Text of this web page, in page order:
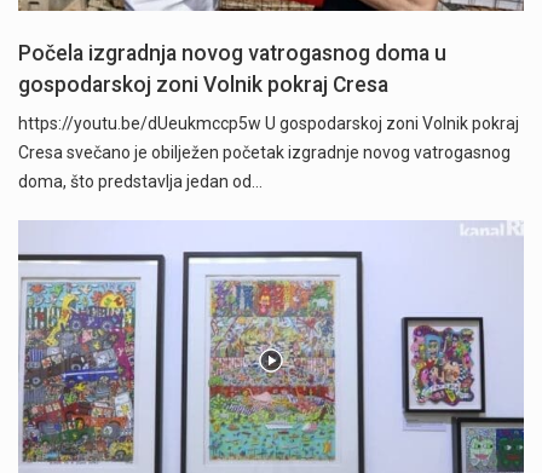
Počela izgradnja novog vatrogasnog doma u
gospodarskoj zoni Volnik pokraj Cresa
https://youtu.be/dUeukmccp5w U gospodarskoj zoni Volnik pokraj
Cresa svečano je obilježen početak izgradnje novog vatrogasnog
doma, što predstavlja jedan od…